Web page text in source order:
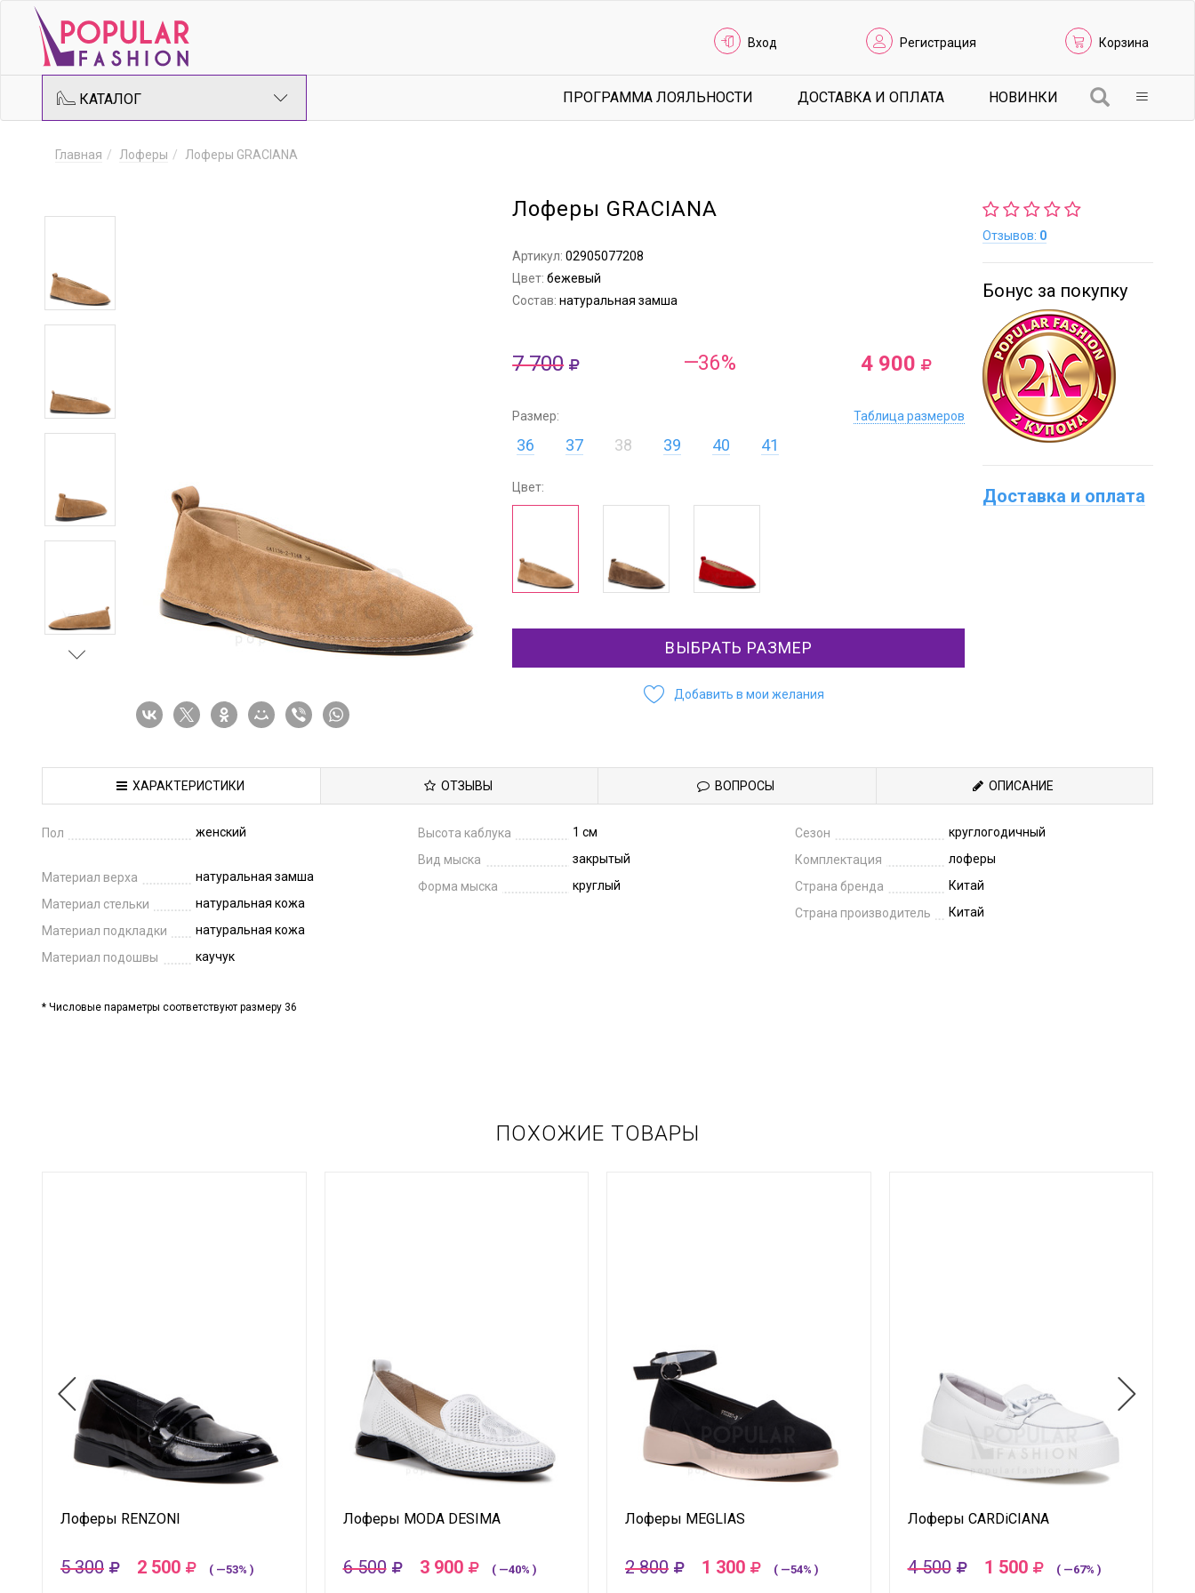
Вход Регистрация Корзина
КАТАЛОГ ПРОГРАММА ЛОЯЛЬНОСТИ ДОСТАВКА И ОПЛАТА НОВИНКИ
Главная Лоферы Лоферы GRACIANA
Лоферы GRACIANA
Артикул:02905077208
Цвет:бежевый
Состав:натуральная замша
7 700 —36% 4 900
Размер: Таблица размеров
36 37 38 39 40 41
Цвет:
ВЫБРАТЬ РАЗМЕР
Добавить в мои желания
Отзывов: 0
Бонус за покупку
Доставка и оплата
ХАРАКТЕРИСТИКИ ОТЗЫВЫ ВОПРОСЫ ОПИСАНИЕ
Пол женский
Материал верха
натуральная замша
Материал стельки
натуральная кожа
Материал подкладки
натуральная кожа
Материал подошвы
каучук
Высота каблука
1 см
Вид мыска
закрытый
Форма мыска
круглый
Сезон
круглогодичный
Комплектация
лоферы
Страна бренда
Китай
Страна производитель
Китай
* Числовые параметры соответствуют размеру 36
ПОХОЖИЕ ТОВАРЫ
Лоферы RENZONI
5 300 2 500 ( —53% )
Лоферы MODA DESIMA
6 500 3 900 ( —40% )
Лоферы MEGLIAS
2 800 1 300 ( —54% )
Лоферы CARDiCIANA
4 500 1 500 ( —67% )